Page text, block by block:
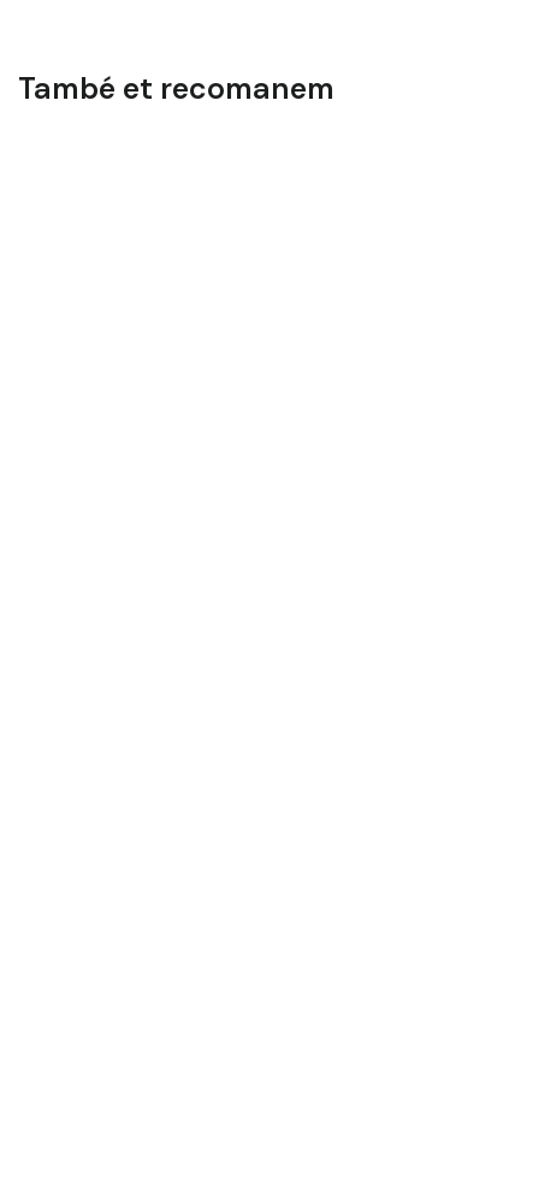
També et recomanem